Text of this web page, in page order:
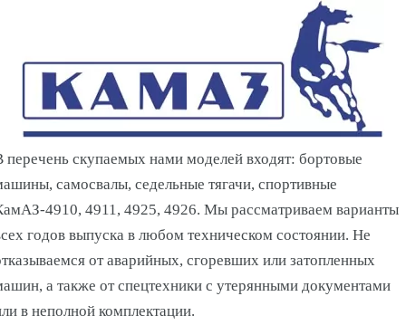
перечень скупаемых нами моделей входят: бортовые
самосвалы, седельные тягачи, спортивные
4910, 4911, 4925, 4926. Мы рассматриваем варианты
годов выпуска в любом техническом состоянии. Не
от аварийных, сгоревших или затопленных
а также от спецтехники с утерянными документами
в неполной комплектации.